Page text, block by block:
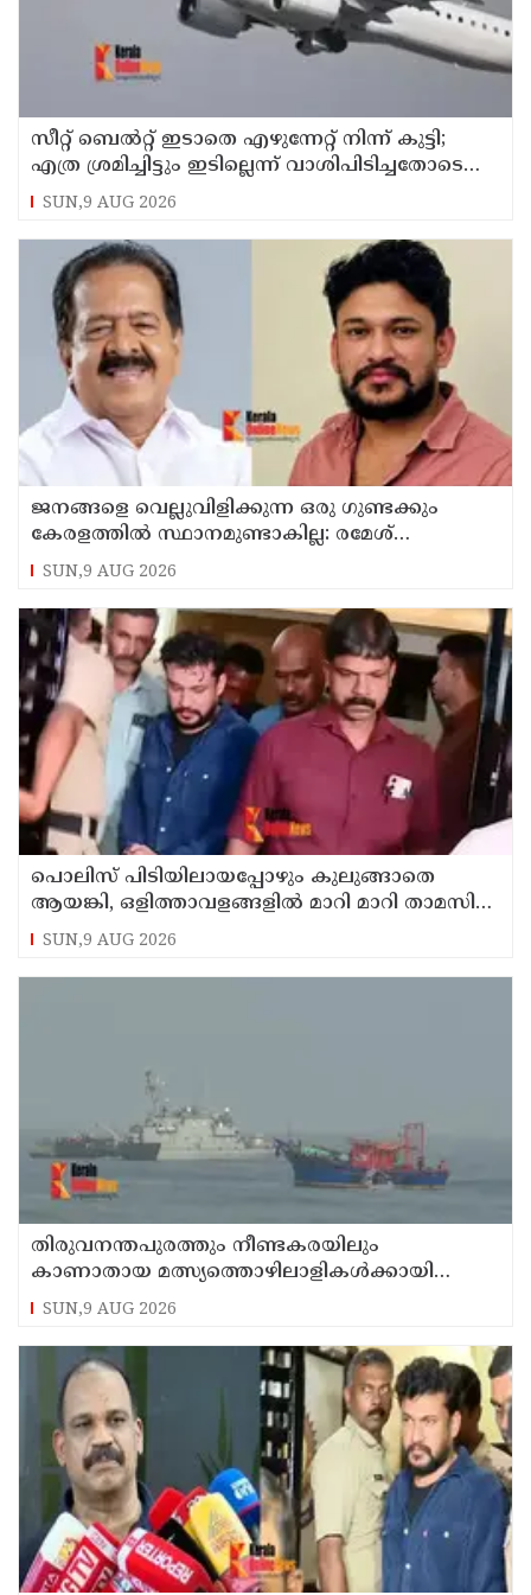
സീറ്റ് ബെല്‍റ്റ് ഇടാതെ എഴുന്നേറ്റ് നിന്ന് കുട്ടി;
എത്ര ശ്രമിച്ചിട്ടും ഇടില്ലെന്ന് വാശിപിടിച്ചതോടെ
വിമാനം റദ്ദാക്കി
SUN,9 AUG 2026
ജനങ്ങളെ വെല്ലുവിളിക്കുന്ന ഒരു ഗുണ്ടക്കും
കേരളത്തില്‍ സ്ഥാനമുണ്ടാകില്ല: രമേശ്
ചെന്നിത്തല
SUN,9 AUG 2026
പൊലിസ് പിടിയിലായപ്പോഴും കുലുങ്ങാതെ
ആയങ്കി, ഒളിത്താവളങ്ങളില്‍ മാറി മാറി താമസിച്ച്
കണ്ണൂരിലെ ക്വട്ടേഷന്‍ നേതാവ്
SUN,9 AUG 2026
തിരുവനന്തപുരത്തും നീണ്ടകരയിലും
കാണാതായ മത്സ്യത്തൊഴിലാളികള്‍ക്കായി
തിരച്ചില്‍ പത്താം ദിവസത്തിലേക്ക്
SUN,9 AUG 2026